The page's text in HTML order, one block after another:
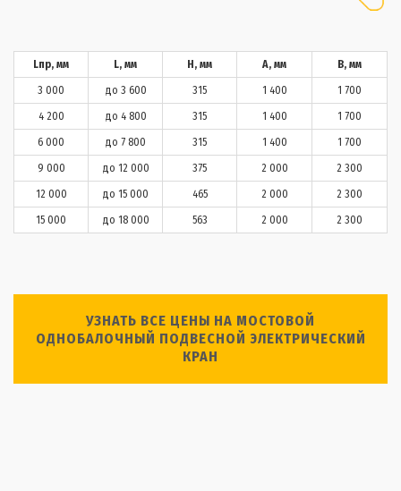
Lпр, мм L, мм H, мм А, мм В, мм
3 000 до 3 600 315 1 400 1 700
4 200 до 4 800 315 1 400 1 700
6 000 до 7 800 315 1 400 1 700
9 000 до 12 000 375 2 000 2 300
12 000 до 15 000 465 2 000 2 300
15 000 до 18 000 563 2 000 2 300
УЗНАТЬ ВСЕ ЦЕНЫ НА МОСТОВОЙ
ОДНОБАЛОЧНЫЙ ПОДВЕСНОЙ ЭЛЕКТРИЧЕСКИЙ
КРАН